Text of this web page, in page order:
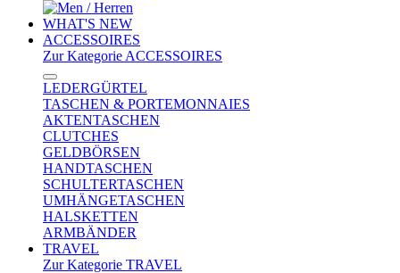
WHAT'S NEW
ACCESSOIRES
Zur Kategorie ACCESSOIRES
LEDERGÜRTEL
TASCHEN & PORTEMONNAIES
AKTENTASCHEN
CLUTCHES
GELDBÖRSEN
HANDTASCHEN
SCHULTERTASCHEN
UMHÄNGETASCHEN
HALSKETTEN
ARMBÄNDER
TRAVEL
Zur Kategorie TRAVEL